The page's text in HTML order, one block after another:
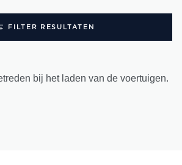
FILTER RESULTATEN
bij het laden van de voertuigen.